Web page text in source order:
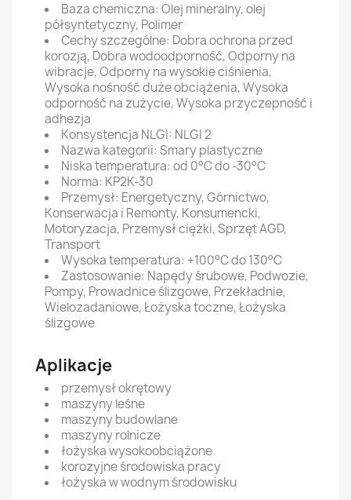
Baza chemiczna: Olej mineralny, olej
półsyntetyczny, Polimer
Cechy szczególne: Dobra ochrona przed
korozją, Dobra wodoodporność, Odporny na
wibracje, Odporny na wysokie ciśnienia,
Wysoka nośność duże obciążenia, Wysoka
odporność na zużycie, Wysoka przyczepność i
adhezja
Konsystencja NLGI: NLGI 2
Nazwa kategorii: Smary plastyczne
Niska temperatura: od 0°C do -30°C
Norma: KP2K-30
Przemysł: Energetyczny, Górnictwo,
Konserwacja i Remonty, Konsumencki,
Motoryzacja, Przemysł ciężki, Sprzęt AGD,
Transport
Wysoka temperatura: +100°C do 130°C
Zastosowanie: Napędy śrubowe, Podwozie,
Pompy, Prowadnice ślizgowe, Przekładnie,
Wielozadaniowe, Łożyska toczne, Łożyska
ślizgowe
Aplikacje
przemysł okrętowy
maszyny leśne
maszyny budowlane
maszyny rolnicze
łożyska wysokoobciążone
korozyjne środowiska pracy
łożyska w wodnym środowisku